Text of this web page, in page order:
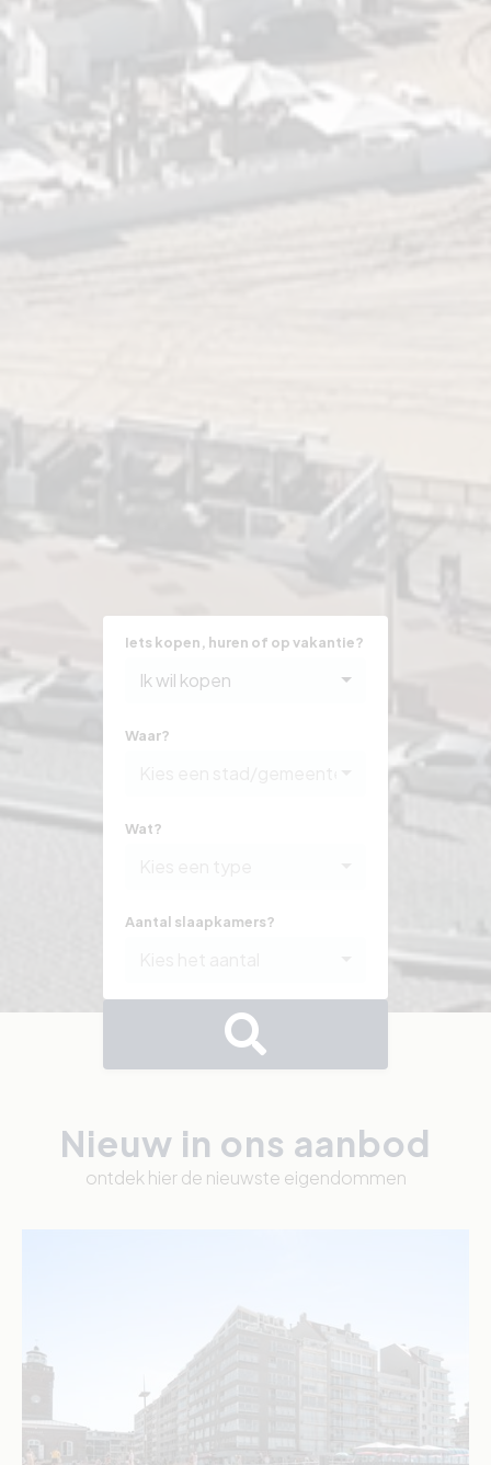
Iets kopen, huren of op vakantie?
Ik wil kopen
Waar?
Wat?
Aantal slaapkamers?
Nieuw in ons aanbod
ontdek hier de nieuwste eigendommen